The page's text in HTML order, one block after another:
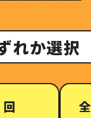
れか選択
回